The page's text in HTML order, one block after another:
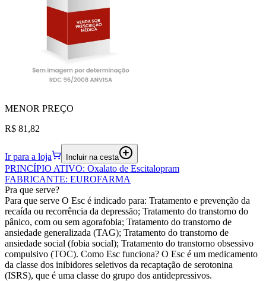
MENOR PREÇO
R$ 81,82
Ir para a loja Incluir na cesta
PRINCÍPIO ATIVO: Oxalato de Escitalopram
FABRICANTE: EUROFARMA
Pra que serve?
Para que serve O Esc é indicado para: Tratamento e prevenção da
recaída ou recorrência da depressão; Tratamento do transtorno do
pânico, com ou sem agorafobia; Tratamento do transtorno de
ansiedade generalizada (TAG); Tratamento do transtorno de
ansiedade social (fobia social); Tratamento do transtorno obsessivo
compulsivo (TOC). Como Esc funciona? O Esc é um medicamento
da classe dos inibidores seletivos da recaptação de serotonina
(ISRS), que é uma classe do grupo dos antidepressivos.